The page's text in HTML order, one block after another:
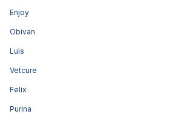
Enjoy
Obivan
Luis
Vetcure
Felix
Purina